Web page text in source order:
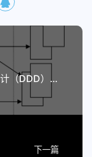
一位工程师的反思🤔 | 领域驱动设计（DDD）在物流系统中的困局与破局
下一篇